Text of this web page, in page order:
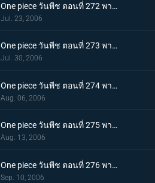
One piece วันพีช ตอนที่ 272 พากย์ไทย เบื้องหน้าลูฟี่! รวมพลกันที่ลานหน้าศาล!
Jul. 23, 2006
One piece วันพีช ตอนที่ 273 พากย์ไทย ปกป้องพวกพ้องทุกคนให้ได้! เดินหน้าเกียร์สอง!
Jul. 30, 2006
One piece วันพีช ตอนที่ 274 พากย์ไทย ตอบสิโรบิ้น! เสียงตะโกนของกลุ่มหมวกฟาง!
Aug. 06, 2006
One piece วันพีช ตอนที่ 275 พากย์ไทย อดีตของโรบิ้น! สาวน้อยที่ถูกเรียกว่าปีศาจ!
Aug. 13, 2006
One piece วันพีช ตอนที่ 276 พากย์ไทย แม่ลูกฟ้าลิขิต ชื่อของแม่คือ "โอลิเวีย"
Sep. 10, 2006